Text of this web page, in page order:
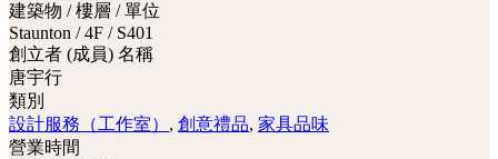
建築物 / 樓層 / 單位
Staunton / 4F / S401
創立者 (成員) 名稱
唐宇行
類別
設計服務（工作室） , 創意禮品, 家具品味
營業時間